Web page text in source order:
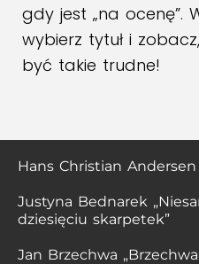
gdy jest „na ocenę”.
wybierz tytuł i
być takie trudne!
Hans Christian
Justyna Bednarek
dziesięciu skarpetek”
Jan Brzechwa